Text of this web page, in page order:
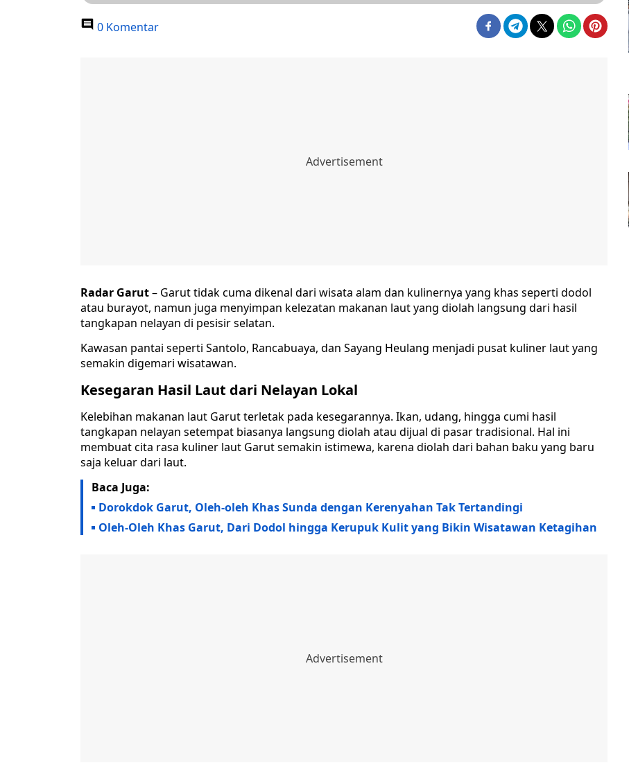
0 Komentar
Radar Garut– Garut tidak cuma dikenal dari wisata alam dan kulinernya yang khas seperti dodol
atau burayot, namun juga menyimpan kelezatan makanan laut yang diolah langsung dari hasil
tangkapan nelayan di pesisir selatan.
Kawasan pantai seperti Santolo, Rancabuaya, dan Sayang Heulang menjadi pusat kuliner laut yang
semakin digemari wisatawan.
Kesegaran Hasil Laut dari Nelayan Lokal
Kelebihan makanan laut Garut terletak pada kesegarannya. Ikan, udang, hingga cumi hasil
tangkapan nelayan setempat biasanya langsung diolah atau dijual di pasar tradisional. Hal ini
membuat cita rasa kuliner laut Garut semakin istimewa, karena diolah dari bahan baku yang baru
saja keluar dari laut.
Baca Juga:
Dorokdok Garut, Oleh-oleh Khas Sunda dengan Kerenyahan Tak Tertandingi
Oleh-Oleh Khas Garut, Dari Dodol hingga Kerupuk Kulit yang Bikin Wisatawan Ketagihan